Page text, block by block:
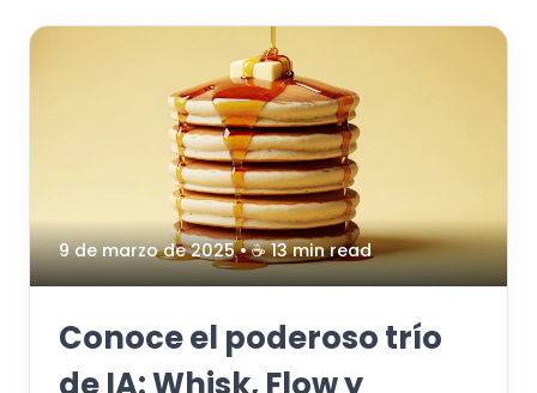
9 de marzo de 2025 • ☕️ 13 min read
Conoce el poderoso trío